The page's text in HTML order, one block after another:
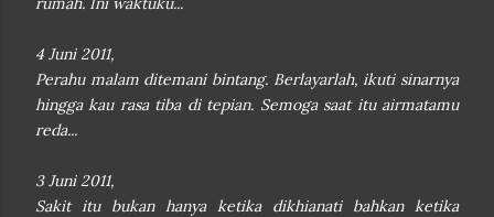
4 Juni 2011,
Perahu malam ditemani bintang. Berlayarlah, ikuti sinarnya
hingga kau rasa tiba di tepian. Semoga saat itu airmatamu
reda...
3 Juni 2011,
Sakit itu bukan hanya ketika dikhianati bahkan ketika